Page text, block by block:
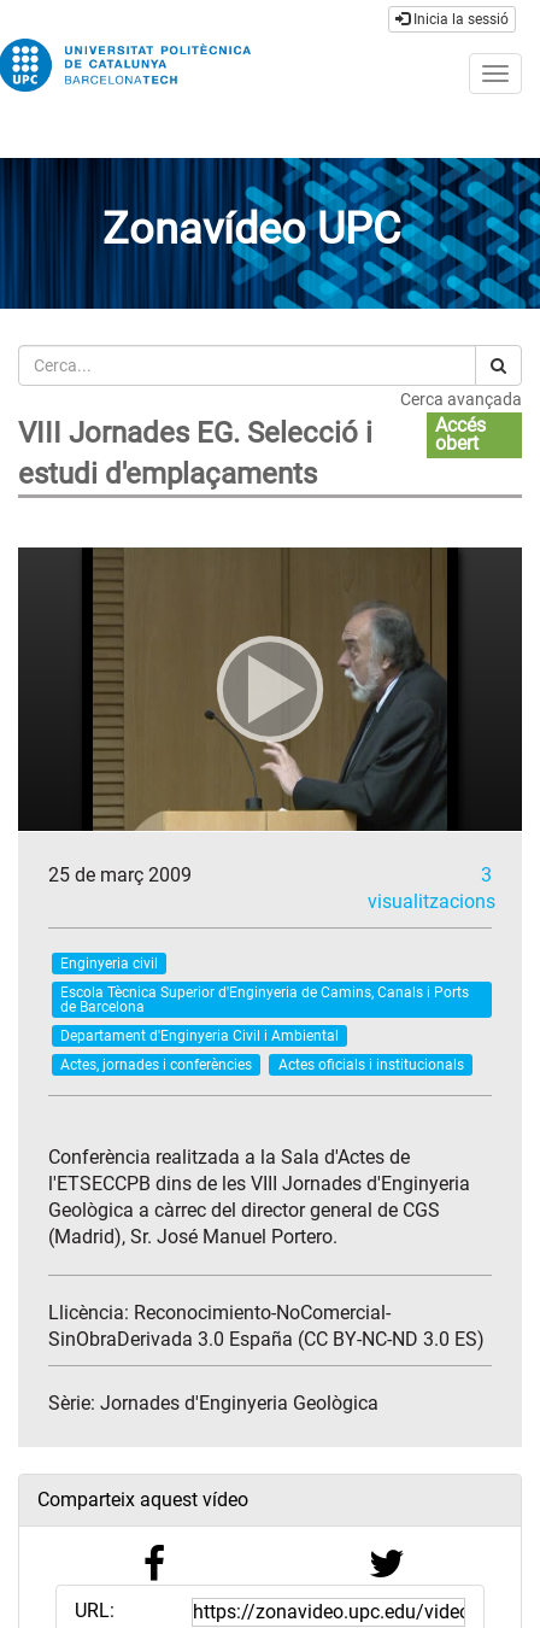
Inicia la sessió
Zonavídeo UPC
Cerca
Cerca avançada
VIII Jornades EG. Selecció i
estudi d'emplaçaments
Accés
obert
25 de març 2009
3
visualitzacions
Enginyeria civil
Escola Tècnica Superior d'Enginyeria de Camins, Canals i Ports
de Barcelona
Departament d'Enginyeria Civil i Ambiental
Actes, jornades i conferències
Actes oficials i institucionals
Conferència realitzada a la Sala d'Actes de
l'ETSECCPB dins de les VIII Jornades d'Enginyeria
Geològica a càrrec del director general de CGS
(Madrid), Sr. José Manuel Portero.
Llicència: Reconocimiento-NoComercial-
SinObraDerivada 3.0 España (CC BY-NC-ND 3.0 ES)
Sèrie: Jornades d'Enginyeria Geològica
Comparteix aquest vídeo
URL: